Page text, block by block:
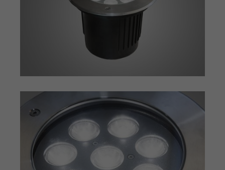
Einstellungen. Unter anderem eine
zufällig generierte ID, für die
historische Speicherung Ihrer
vorgenommen Einstellungen, falls der
Webseiten-Betreiber dies eingestellt
Name PHPSESSID
Anbieter TYPO3 CMS
Laufzeit Sitzung
Wird von der TYPO3 CMS ververwendet.
Mit Hilfe des Cookies wird der aktuelle
(z. B. Deutsch), wie viele Suchergebnisse
pro Seite angezeigt werden sollen und
ob der Google SafeSearch-Filter aktiviert
sein soll. Die ausführliche
Datenschutzrichtlinie finden Sie hier:
Anbieter YouTube
Laufzeit Sitzung
Wird von YouTube verwendet. Das